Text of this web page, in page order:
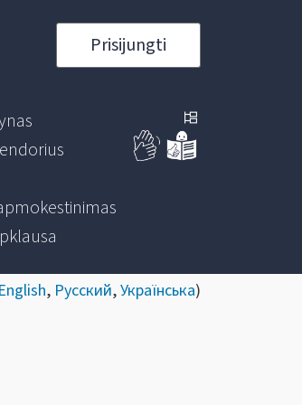
Prisijungti
English, Русский,Українська)